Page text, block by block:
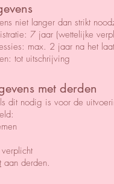
niet langer dan strikt
7 jaar (wettelijke
max. 2 jaar na het
tot uitschrijving
met derden
dit nodig is voor de
aan derden.